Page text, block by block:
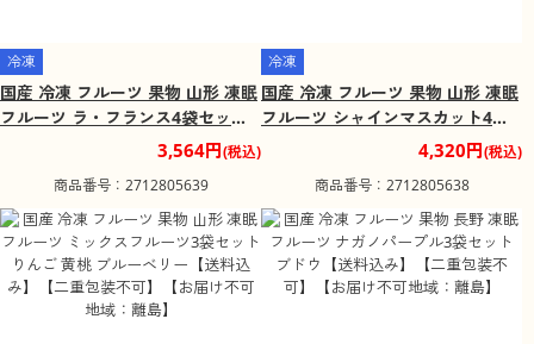
冷凍
国産 冷凍 フルーツ 果物 山形 凍眠
フルーツ ラ・フランス4袋セット
洋梨【送料込み】【二重包装不
可】【お届け不可地域：離島】
3,564円(税込)
商品番号：2712805639
冷凍
国産 冷凍 フルーツ 果物 山形 凍眠
フルーツ シャインマスカット4袋
セット ブドウ【送料込み】【二重
包装不可】【お届け不可地域：離
4,320円(税込)
商品番号：2712805638